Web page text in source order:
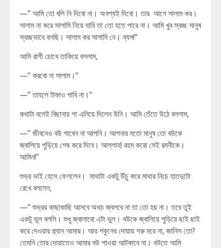
—” আমি তো বলি নি দিবো না। অবশ্যই দিবো। তার আগে সালাম কর।
সালাম না করে সালামি নিয়ে যাবি তা তো হতে পারে না। আমি খুব স্বচ্ছ মানুষ
স্বচ্ছভাবে বলছি। সালাম কর সালামি নে। ব্যস!”
আমি রাগী চোখে তাকিয়ে বললাম,
—” করবো না সালাম।”
—” তাহলে টাকাও পাবি না।”
কথাটা বলেই বিছানায় গা এলিয়ে দিলেন উনি। আমি তেঁতে উঠে বললাম,
—” জীবনেও বউ পাবেন না আপনি। আপনার মতো মানুষ তো বউকে
জ্বালিয়ে পুড়িয়ে শেষ করে দিবে। আল্লাহ! রহম করো সেই রমনীকে।
আমিন!”
শুভ্র ভাই হেসে ফেললেন। মাথাটা একটু উঁচু করে মাথার নিচে হাতদুটো
রেখে বললেন,
—” শুভ্রর কাছাকাছি আসবে অথচ জ্বলবে না তা তো হয় না। তবে তুই
একটু ভুল বললি। শুধু জ্বালাবো এটা ভুল। বউকে জ্বালিয়ে পুড়িয়ে ছাই ছাই
করে দেওয়ার প্ল্যান আমার। আর শকুনের দোয়ায় গরু মরে না, জানিস তো?
তেমনি তোর দোয়াতেও আমার বউ পাওয়া আটকাবে না। বউতে আমি